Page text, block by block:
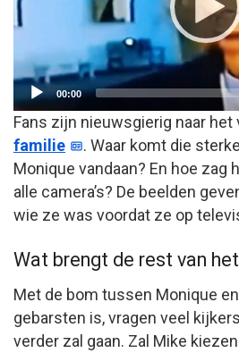
Current
time
00:00
Fans zijn nieuwsgierig naar het
familie
. Waar komt die
Monique vandaan? En hoe zag
alle camera’s? De beelden
wie ze was voordat ze op
Wat brengt de rest van
Met de bom tussen Monique
gebarsten is, vragen veel
verder zal gaan. Zal Mike